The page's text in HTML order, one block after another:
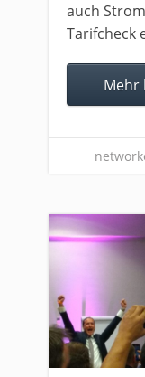
auch
Tarifcheck
Mehr